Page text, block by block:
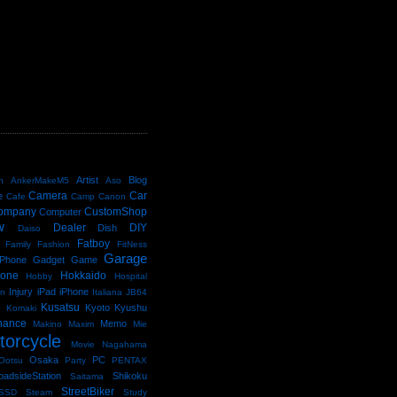
AnkerMakeM5 Artist Aso
Blog
Cafe Camera Camp Canon Car
Computer CustomShop
Daiso Dealer Dish DIY
Family Fashion Fatboy FitNess
Gadget Game Garage
Hobby Hokkaido Hospital
Injury iPad iPhone Italiana JB64
Komaki Kusatsu Kyoto Kyushu
Makino Maxim Memo Mie
Movie Nagahama
Osaka Party PC PENTAX
Saitama Shikoku
Steam StreetBiker Study